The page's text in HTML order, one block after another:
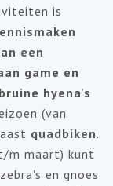
is
een
game en
hyena's
(van
quadbiken.
m maart) kunt
en gnoes